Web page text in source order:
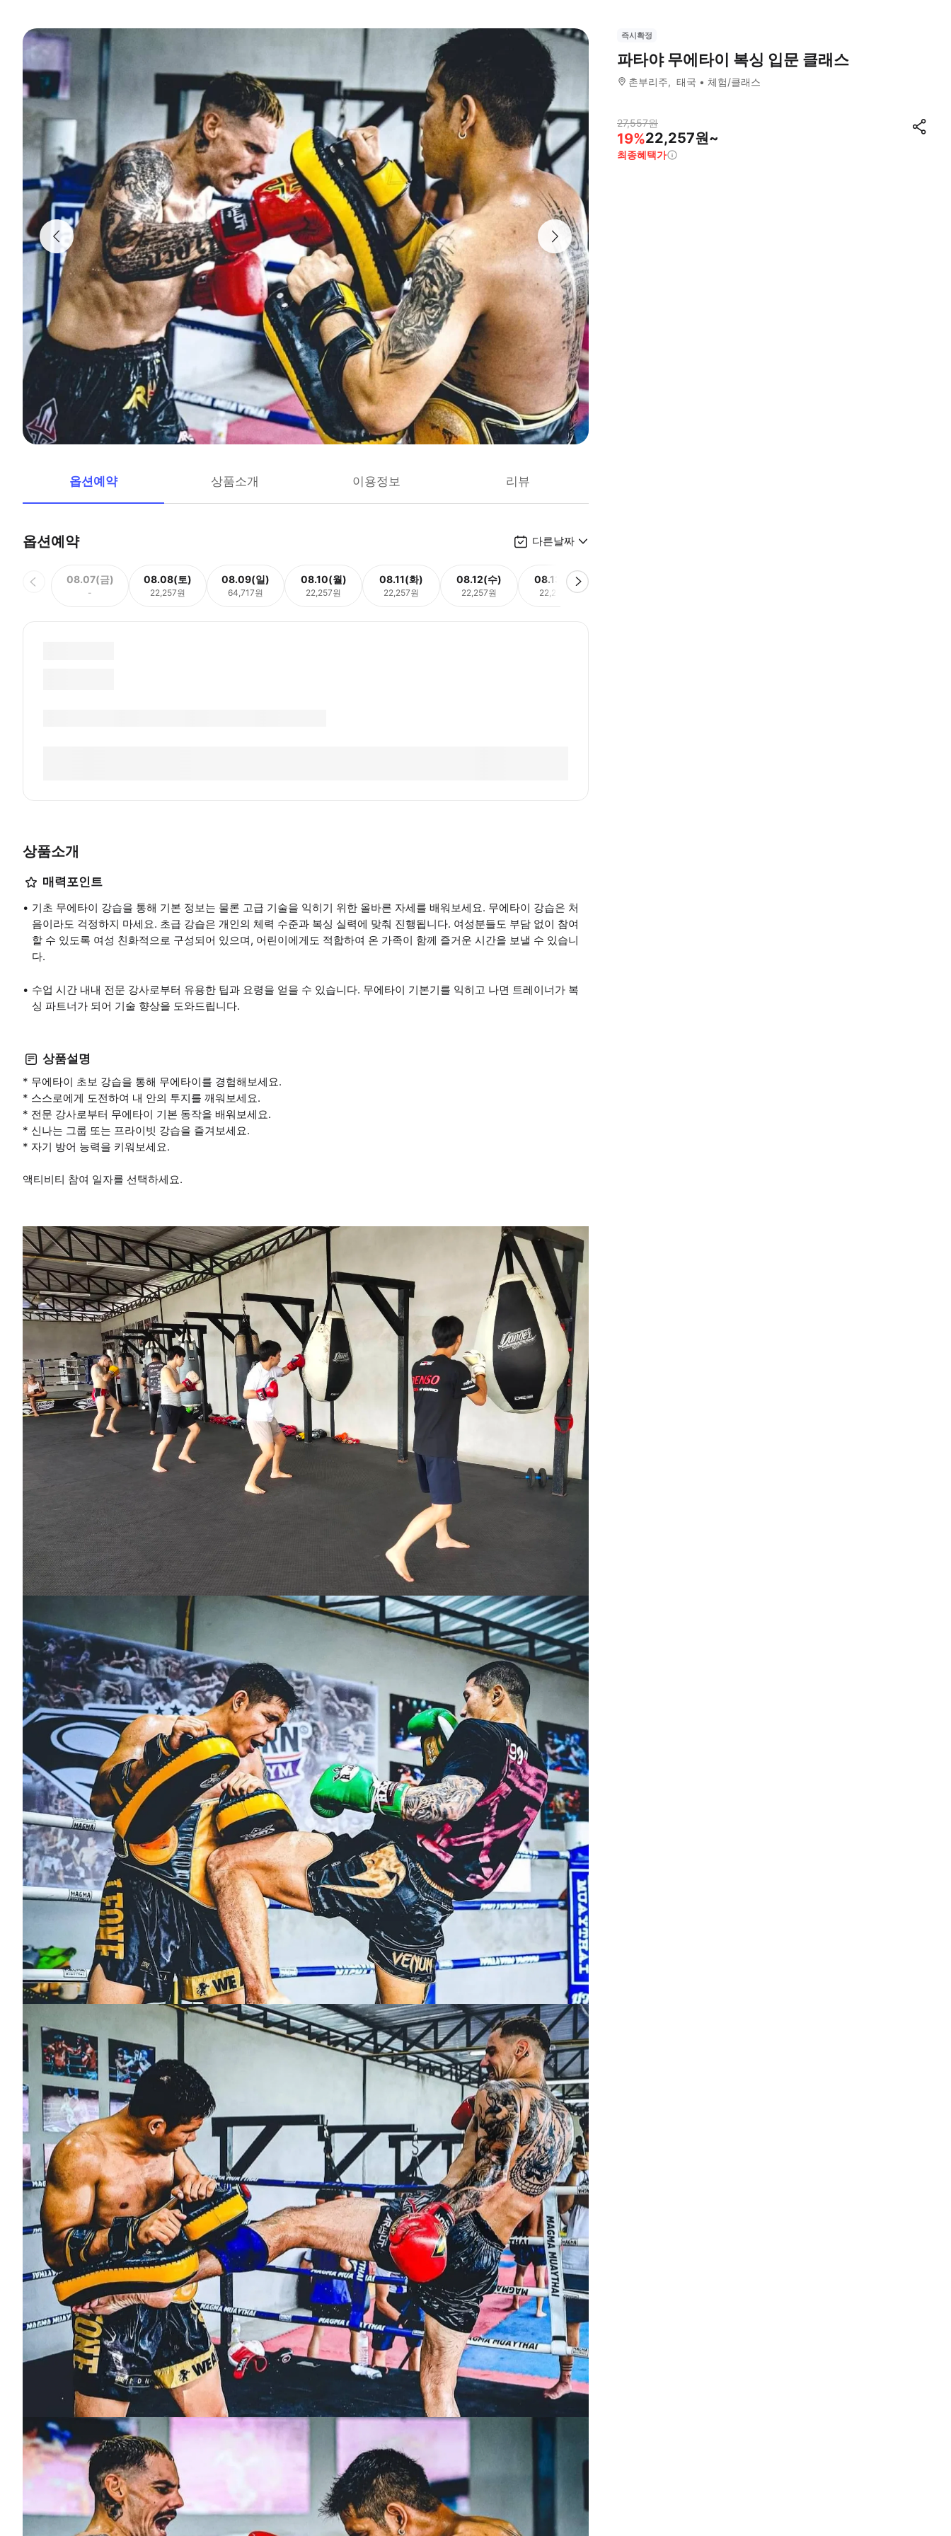
옵션예약 상품소개 이용정보 리뷰
옵션예약 다른날짜
08.07(금)
-
08.08(토)
22,257원
08.09(일)
64,717원
08.10(월)
22,257원
08.11(화)
22,257원
08.12(수)
22,257원
08.13(목)
22,257원
상품소개
매력포인트
기초 무에타이 강습을 통해 기본 정보는 물론 고급 기술을 익히기 위한 올바른 자세를 배워보세요. 무에타이 강습은 처
음이라도 걱정하지 마세요. 초급 강습은 개인의 체력 수준과 복싱 실력에 맞춰 진행됩니다. 여성분들도 부담 없이 참여
할 수 있도록 여성 친화적으로 구성되어 있으며, 어린이에게도 적합하여 온 가족이 함께 즐거운 시간을 보낼 수 있습니
다.
수업 시간 내내 전문 강사로부터 유용한 팁과 요령을 얻을 수 있습니다. 무에타이 기본기를 익히고 나면 트레이너가 복
싱 파트너가 되어 기술 향상을 도와드립니다.
상품설명
* 무에타이 초보 강습을 통해 무에타이를 경험해보세요.
* 스스로에게 도전하여 내 안의 투지를 깨워보세요.
* 전문 강사로부터 무에타이 기본 동작을 배워보세요.
* 신나는 그룹 또는 프라이빗 강습을 즐겨보세요.
* 자기 방어 능력을 키워보세요.
액티비티 참여 일자를 선택하세요.
즉시확정
파타야 무에타이 복싱 입문 클래스
촌부리주 태국 체험/클래스
27,557원
19%22,257원~
최종혜택가